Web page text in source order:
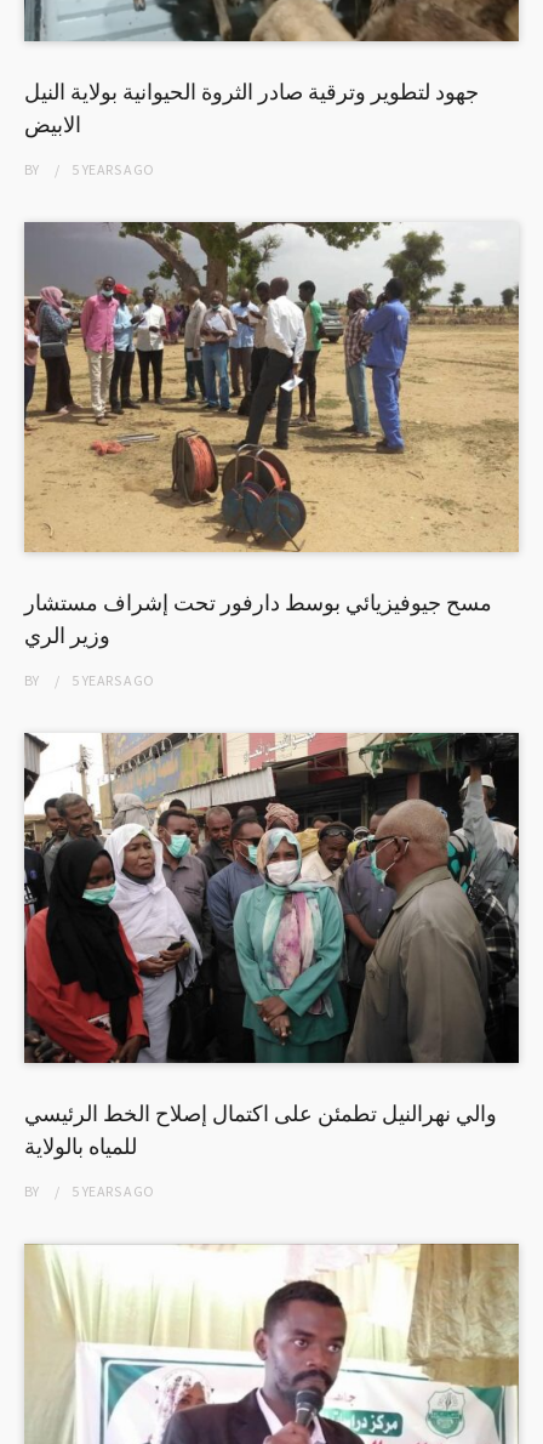
جهود لتطوير وترقية صادر الثروة الحيوانية بولاية النيل
الابيض
BY 5 YEARSAGO
مسح جيوفيزيائي بوسط دارفور تحت إشراف مستشار
وزير الري
BY 5 YEARSAGO
والي نهرالنيل تطمئن على اكتمال إصلاح الخط الرئيسي
للمياه بالولاية
BY 5 YEARSAGO